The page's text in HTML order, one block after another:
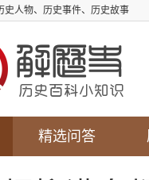
人物、历史事件、历史故事
精选问答